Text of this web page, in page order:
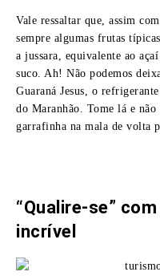
Vale ressaltar que, assim
sempre algumas frutas
a jussara, equivalente ao
suco. Ah! Não podemos
Guaraná Jesus, o
do Maranhão. Tome lá e não
garrafinha na mala de volta
“Qualire-se”
incrível